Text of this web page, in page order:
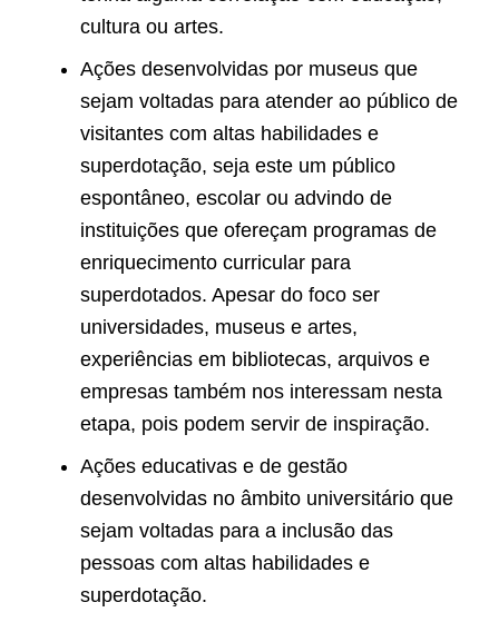
cultura ou artes.
Ações desenvolvidas por museus que
sejam voltadas para atender ao público de
visitantes com altas habilidades e
superdotação, seja este um público
espontâneo, escolar ou advindo de
instituições que ofereçam programas de
enriquecimento curricular para
superdotados. Apesar do foco ser
universidades, museus e artes,
experiências em bibliotecas, arquivos e
empresas também nos interessam nesta
etapa, pois podem servir de inspiração.
Ações educativas e de gestão
desenvolvidas no âmbito universitário que
sejam voltadas para a inclusão das
pessoas com altas habilidades e
superdotação.